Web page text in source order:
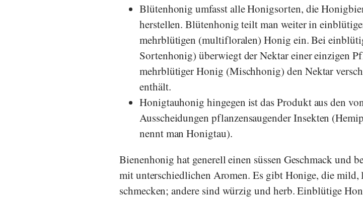
Blütenhonig umfasst alle Honigsorten, die
herstellen. Blütenhonig teilt man weiter in
mehrblütigen (multifloralen) Honig ein. Bei
Sortenhonig) überwiegt der Nektar einer einzigen
mehrblütiger Honig (Mischhonig) den Nektar
enthält.
Honigtauhonig hingegen ist das Produkt aus den
Ausscheidungen pflanzensaugender Insekten
nennt man Honigtau).
Bienenhonig hat generell einen süssen Geschmack und
mit unterschiedlichen Aromen. Es gibt Honige, die
schmecken; andere sind würzig und herb. Einblütige